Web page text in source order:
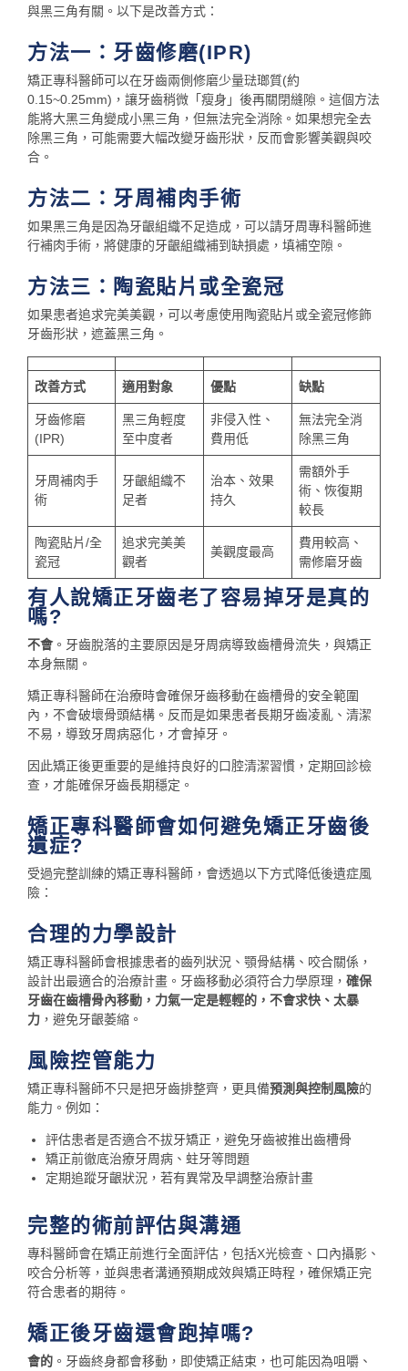
與黑三角有關。以下是改善方式：
方法一：牙齒修磨(IPR)
矯正專科醫師可以在牙齒兩側修磨少量琺瑯質(約
0.15~0.25mm)，讓牙齒稍微「瘦身」後再關閉縫隙。這個方法
能將大黑三角變成小黑三角，但無法完全消除。如果想完全去
除黑三角，可能需要大幅改變牙齒形狀，反而會影響美觀與咬
合。
方法二：牙周補肉手術
如果黑三角是因為牙齦組織不足造成，可以請牙周專科醫師進
行補肉手術，將健康的牙齦組織補到缺損處，填補空隙。
方法三：陶瓷貼片或全瓷冠
如果患者追求完美美觀，可以考慮使用陶瓷貼片或全瓷冠修飾
牙齒形狀，遮蓋黑三角。
改善方式 適用對象 優點 缺點
牙齒修磨
(IPR)
黑三角輕度
至中度者
非侵入性、
費用低
無法完全消
除黑三角
牙周補肉手
術
牙齦組織不
足者
治本、效果
持久
需額外手
術、恢復期
較長
陶瓷貼片/全
瓷冠
追求完美美
觀者
美觀度最高
費用較高、
需修磨牙齒
有人說矯正牙齒老了容易掉牙是真的
嗎?
不會。牙齒脫落的主要原因是牙周病導致齒槽骨流失，與矯正
本身無關。
矯正專科醫師在治療時會確保牙齒移動在齒槽骨的安全範圍
內，不會破壞骨頭結構。反而是如果患者長期牙齒凌亂、清潔
不易，導致牙周病惡化，才會掉牙。
因此矯正後更重要的是維持良好的口腔清潔習慣，定期回診檢
查，才能確保牙齒長期穩定。
矯正專科醫師會如何避免矯正牙齒後
遺症?
受過完整訓練的矯正專科醫師，會透過以下方式降低後遺症風
險：
合理的力學設計
矯正專科醫師會根據患者的齒列狀況、顎骨結構、咬合關係，
設計出最適合的治療計畫。牙齒移動必須符合力學原理， 確保
牙齒在齒槽骨內移動，力氣一定是輕輕的，不會求快、太暴
力 ，避免牙齦萎縮。
風險控管能力
矯正專科醫師不只是把牙齒排整齊，更具備預測與控制風險的
能力。例如：
評估患者是否適合不拔牙矯正，避免牙齒被推出齒槽骨
矯正前徹底治療牙周病、蛀牙等問題
定期追蹤牙齦狀況，若有異常及早調整治療計畫
完整的術前評估與溝通
專科醫師會在矯正前進行全面評估，包括X光檢查、口內攝影、
咬合分析等，並與患者溝通預期成效與矯正時程，確保矯正完
符合患者的期待。
矯正後牙齒還會跑掉嗎?
會的 。牙齒終身都會移動，即使矯正結束，也可能因為咀嚼、